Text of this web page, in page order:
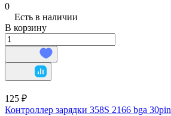
0
Есть в наличии
В корзину
125 ₽
Контроллер зарядки 358S 2166 bga 30pin